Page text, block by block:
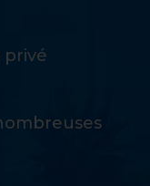
privé